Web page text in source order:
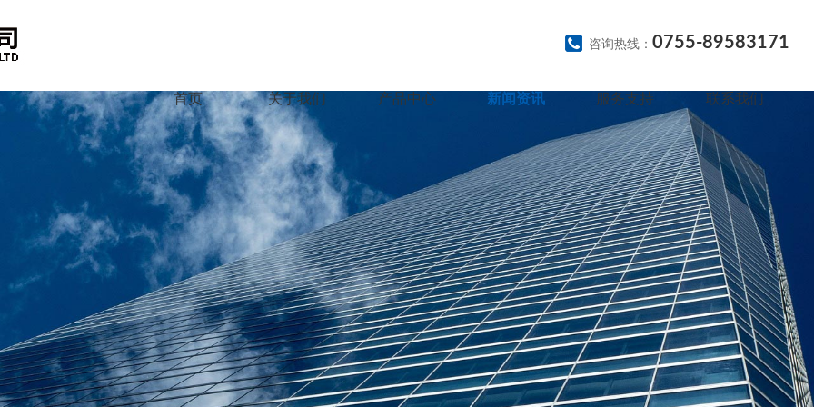
咨询热线：0755-89583171
首页 关于我们 产品中心 新闻资讯 服务支持 联系我们